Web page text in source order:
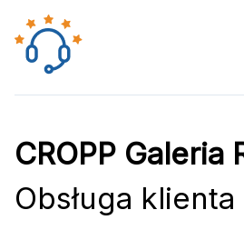
CROPP Galeria
Obsługa klienta